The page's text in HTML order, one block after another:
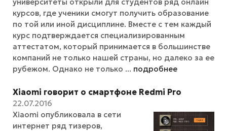
курсов, где ученики смогут получить образование
по той или иной дисциплине. Вместе с тем каждый
курс подтверждается специализированным
аттестатом, который принимается в большинстве
компаний не только нашей страны, но далеко за ее
рубежом. Однако не только ... подробнее
Xiaomi говорит о смартфоне Redmi Pro
22.07.2016
Xiaomi опубликовала в сети
интернет ряд тизеров,